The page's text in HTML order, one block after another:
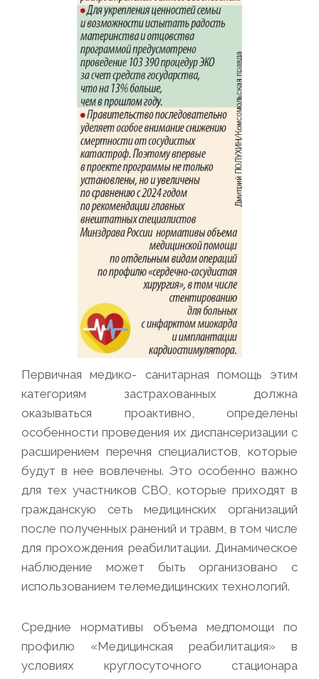
Первичная медико- санитарная помощь этим
категориям застрахованных должна
оказываться проактивно, определены
особенности проведения их диспансеризации с
расширением перечня специалистов, которые
будут в нее вовлечены. Это особенно важно
для тех участников СВО, которые приходят в
гражданскую сеть медицинских организаций
после полученных ранений и травм, в том числе
для прохождения реабилитации. Динамическое
наблюдение может быть организовано с
использованием телемедицинских технологий.
Средние нормативы объема медпомощи по
профилю «Медицинская реабилитация» в
условиях круглосуточного стационара